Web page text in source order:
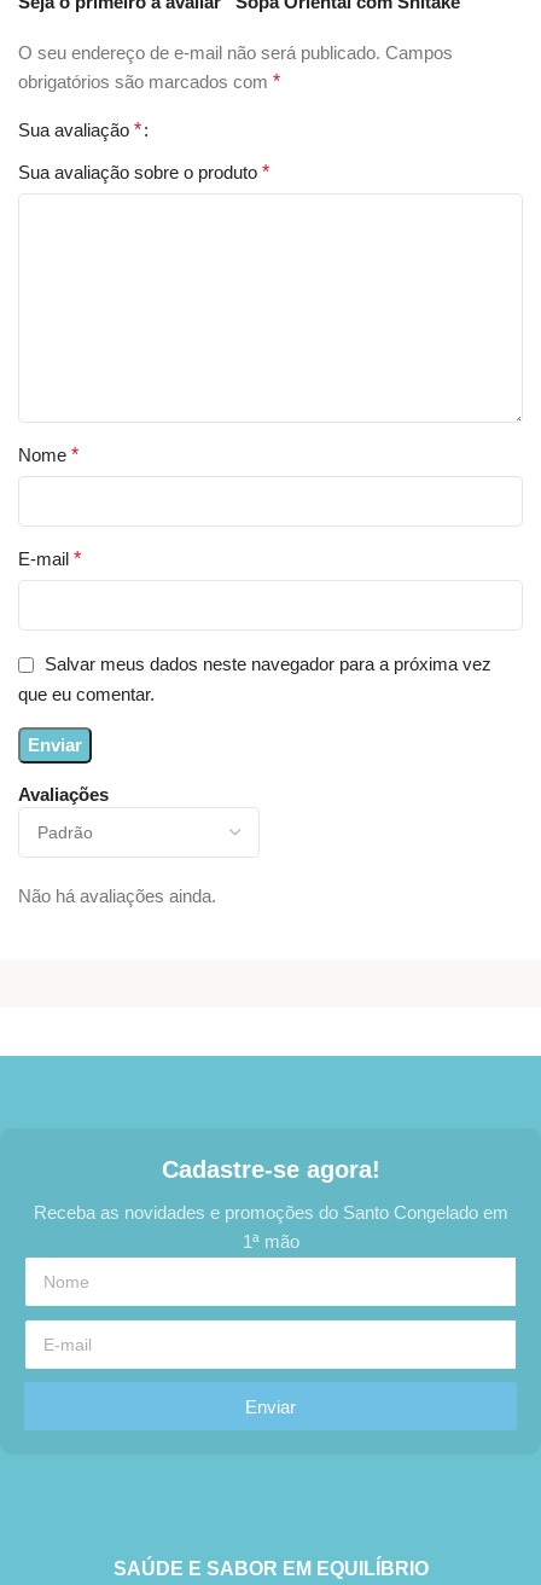
Avaliações
Não há avaliações ainda.
O seu endereço de e-mail não será publicado. Campos
obrigatórios são marcados com *
Sua avaliação *
Sua avaliação sobre o produto *
Nome *
E-mail *
Salvar meus dados neste navegador para a próxima vez
que eu comentar.
Cadastre-se agora!
Receba as novidades e promoções do Santo Congelado em
1ª mão
Enviar
SAÚDE E SABOR EM EQUILÍBRIO